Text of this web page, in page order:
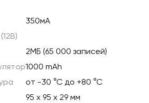
350мА
2МБ (65 000 записей)
1000 mAh
от -30 °С до +80 °С
95 х 95 х 29 мм